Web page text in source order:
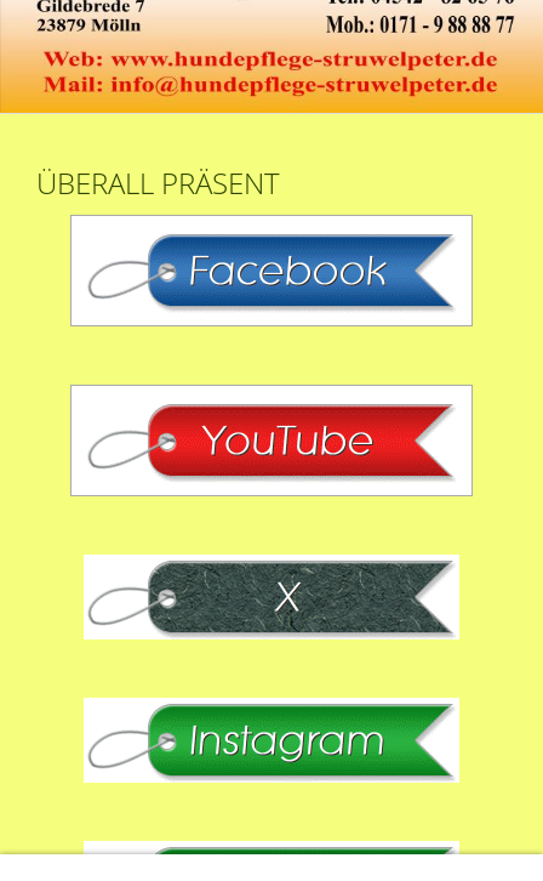
ÜBERALL PRÄSENT